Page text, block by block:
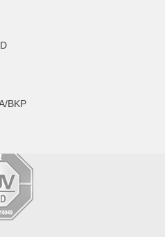
BKP